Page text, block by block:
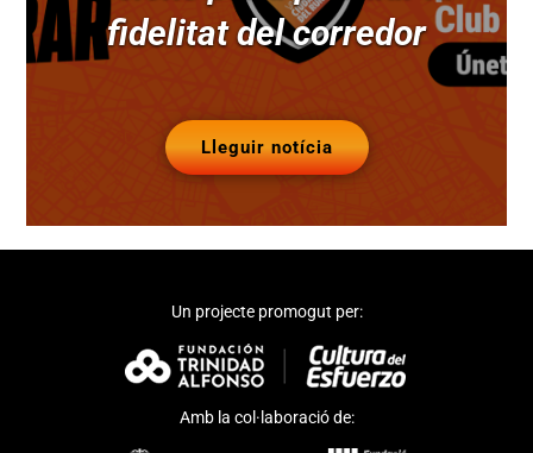
fidelitat del corredor
Lleguir notícia
Un projecte promogut per:
Amb la col·laboració de: